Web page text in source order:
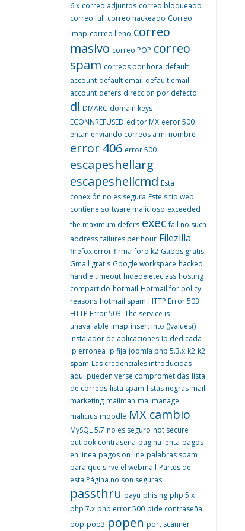
6.x correo adjuntos correo bloqueado
correo full correo hackeado Correo
Imap correo lleno correo
masivo correo POP correo
spam correos por hora default
account default email default email
account defers direccion por defecto
dl DMARC domain keys
ECONNREFUSED editor MX eeror 500
entan enviando correos a mi nombre
error 406 error 500
escapeshellarg
escapeshellcmd Esta
conexión no es segura Este sitio web
contiene software malicioso exceeded
the maximum defers exec fail no such
address failures per hour Filezilla
firefox error firma foro k2 Gapps gratis
Gmail gratis Google workspace hackeo
handle timeout hidedeleteclass hosting
compartido hotmail Hotmail for policy
reasons hotmail spam HTTP Error 503
HTTP Error 503. The service is
unavailable imap insert into ()values()
instalador de aplicaciones Ip dedicada
ip erronea Ip fija joomla php 5.3.x k2 k2
spam Las credenciales introducidas
aquí pueden verse comprometidas lista
de correos lista spam listas negras mail
marketing mailman mailmanage
malicius moodle MX cambio
MySQL 5.7 no es seguro not secure
outlook contraseña pagina lenta pagos
en linea pagos on line palabras spam
para que sirve el webmail Partes de
esta Página no son seguras
passthru payu phising php 5.x
php 7.x php error 500 pide contraseña
pop pop3 popen port scanner